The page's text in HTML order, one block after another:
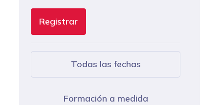
Registrar
Todas las fechas
Formación a medida